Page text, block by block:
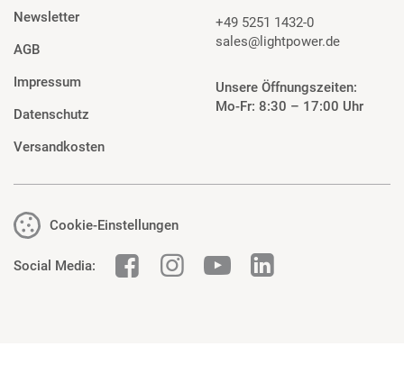
Newsletter
AGB
Impressum
Datenschutz
Versandkosten
+49 5251 1432-0
sales@lightpower.de
Unsere Öffnungszeiten:
Mo-Fr: 8:30 – 17:00 Uhr
Cookie-Einstellungen
Social Media: